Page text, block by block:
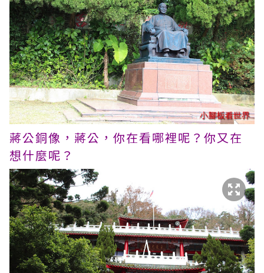
蔣公銅像，蔣公，你在看哪裡呢？你又在
想什麼呢？